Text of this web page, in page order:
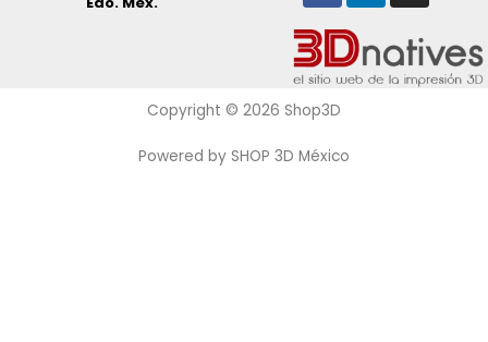
Copyright © 2026 Shop3D
Powered by SHOP 3D México